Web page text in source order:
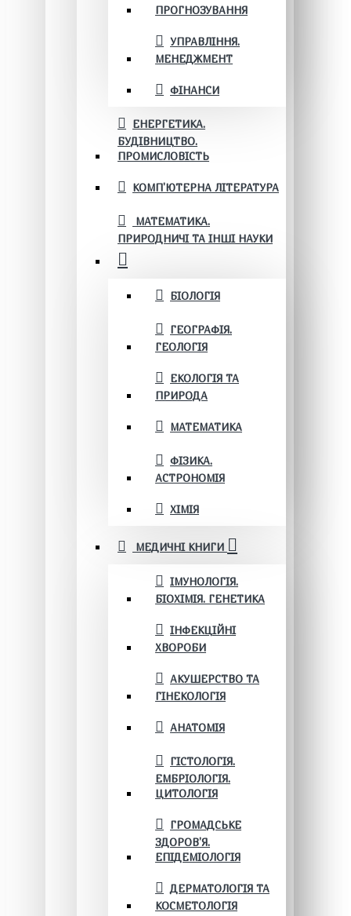
ПРОГНОЗУВАННЯ
УПРАВЛІННЯ.
МЕНЕДЖМЕНТ
ФІНАНСИ
ЕНЕРГЕТИКА.
БУДІВНИЦТВО.
ПРОМИСЛОВІСТЬ
КОМП'ЮТЕРНА ЛІТЕРАТУРА
МАТЕМАТИКА.
ПРИРОДНИЧІ ТА ІНШІ НАУКИ
БІОЛОГІЯ
ГЕОГРАФІЯ.
ГЕОЛОГІЯ
ЕКОЛОГІЯ ТА
ПРИРОДА
МАТЕМАТИКА
ФІЗИКА.
АСТРОНОМІЯ
ХІМІЯ
МЕДИЧНІ КНИГИ
ІМУНОЛОГІЯ.
БІОХІМІЯ. ГЕНЕТИКА
ІНФЕКЦІЙНІ
ХВОРОБИ
АКУШЕРСТВО ТА
ГІНЕКОЛОГІЯ
АНАТОМІЯ
ГІСТОЛОГІЯ.
ЕМБРІОЛОГІЯ.
ЦИТОЛОГІЯ
ГРОМАДСЬКЕ
ЗДОРОВ’Я.
ЕПІДЕМІОЛОГІЯ
ДЕРМАТОЛОГІЯ ТА
КОСМЕТОЛОГІЯ